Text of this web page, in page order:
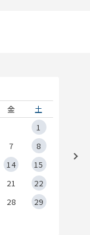
金
土
1
7
8
14
15
21
22
28
29